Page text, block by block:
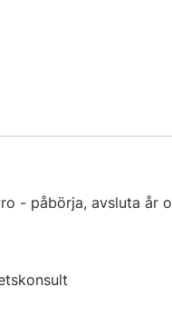
- påbörja, avsluta år